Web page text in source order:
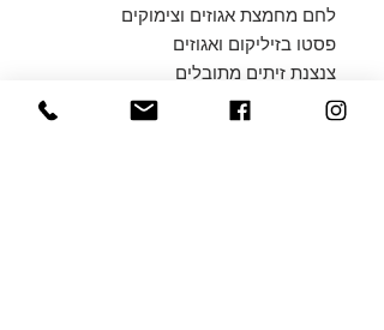
לחם מחמצת אגוזים וצימוקים
פסטו בזיליקום ואגוזים
צנצנת זיתים מתובלים